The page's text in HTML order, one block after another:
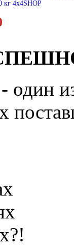
кг 4x4SHOP
один